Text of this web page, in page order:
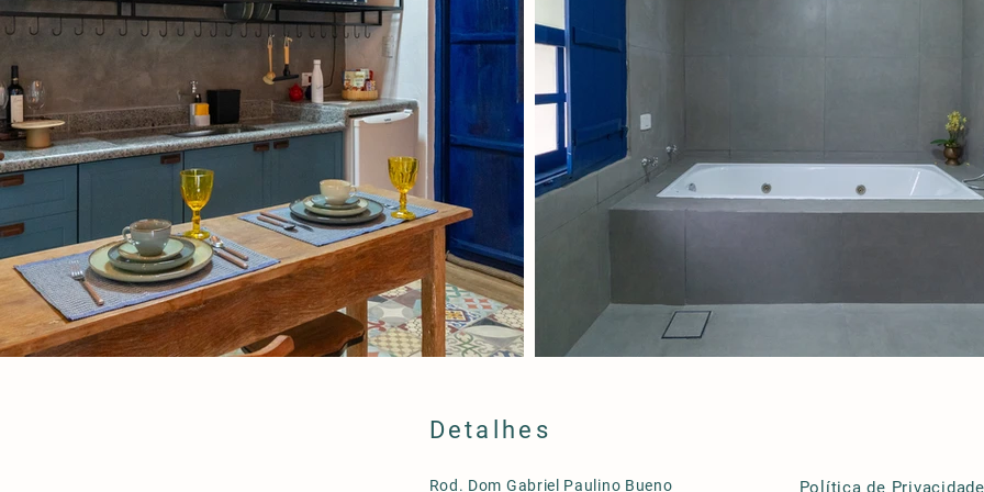
Detalhes
Rod. Dom Gabriel Paulino Bueno Política de